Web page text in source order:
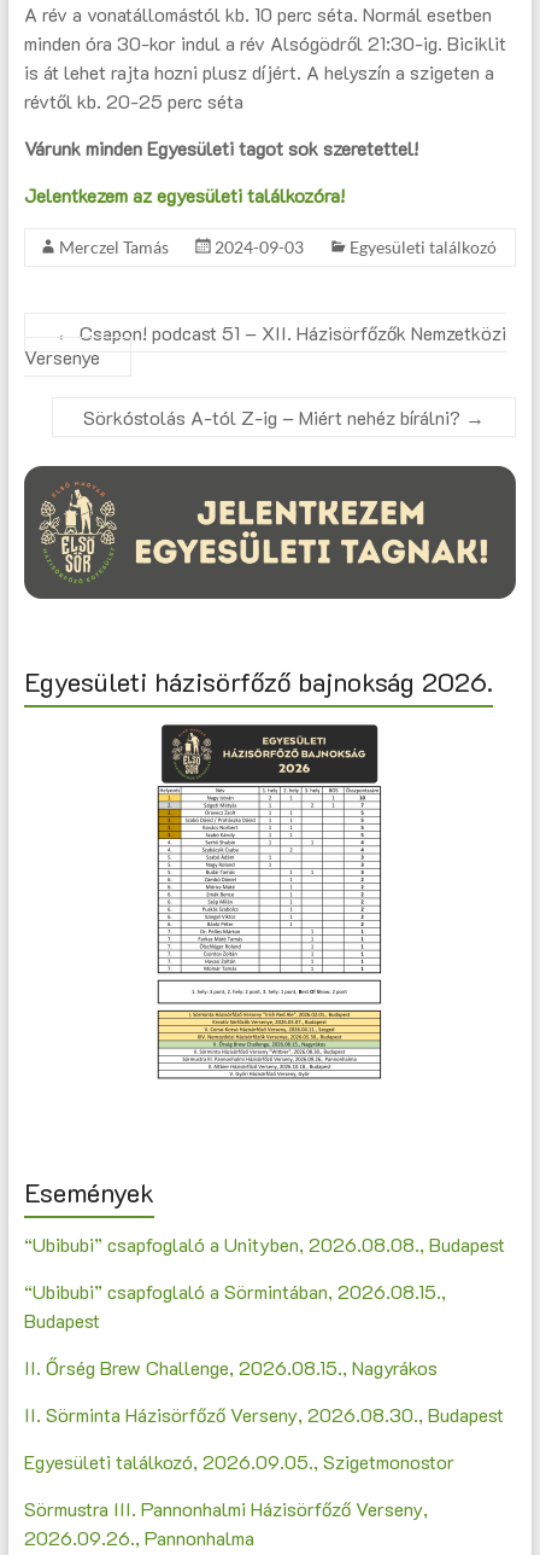
A rév a vonatállomástól kb. 10 perc séta. Normál esetben
minden óra 30-kor indul a rév Alsógödről 21:30-ig. Biciklit
is át lehet rajta hozni plusz díjért. A helyszín a szigeten a
révtől kb. 20-25 perc séta
Várunk minden Egyesületi tagot sok szeretettel!
Jelentkezem az egyesületi találkozóra!
Merczel Tamás 2024-09-03 Egyesületi találkozó
←
Csapon! podcast 51 – XII. Házisörfőzők Nemzetközi
Versenye
Sörkóstolás A-tól Z-ig – Miért nehéz bírálni? →
Egyesületi házisörfőző bajnokság 2026.
Események
“Ubibubi” csapfoglaló a Unityben, 2026.08.08., Budapest
“Ubibubi” csapfoglaló a Sörmintában, 2026.08.15.,
Budapest
II. Őrség Brew Challenge, 2026.08.15., Nagyrákos
II. Sörminta Házisörfőző Verseny, 2026.08.30., Budapest
Egyesületi találkozó, 2026.09.05., Szigetmonostor
Sörmustra III. Pannonhalmi Házisörfőző Verseny,
2026.09.26., Pannonhalma